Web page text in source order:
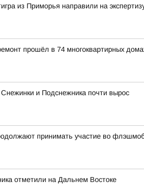
из Приморья направили на
прошёл в 74 многоквартирных
и Подснежника почти вырос
принимать участие во
отметили на Дальнем Востоке